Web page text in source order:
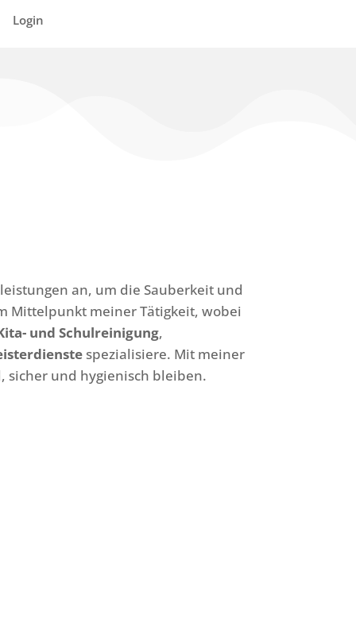
Login
an, um die Sauberkeit und
Mittelpunkt meiner Tätigkeit, wobei
und Schulreinigung,
spezialisiere. Mit meiner
sicher und hygienisch bleiben.